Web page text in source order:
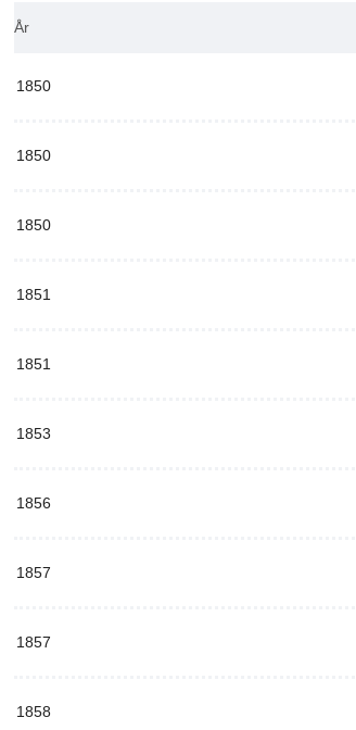
År
1850
1850
1850
1851
1851
1853
1856
1857
1857
1858